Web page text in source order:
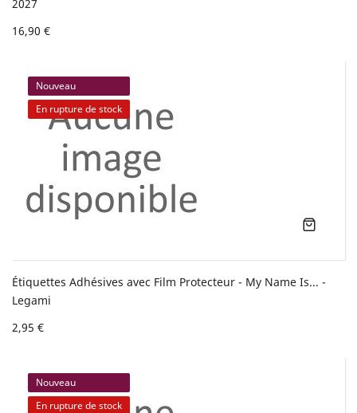
2027
16,90 €
Nouveau
En rupture de stock
Étiquettes Adhésives avec Film Protecteur - My Name Is... -
Legami
2,95 €
Nouveau
En rupture de stock